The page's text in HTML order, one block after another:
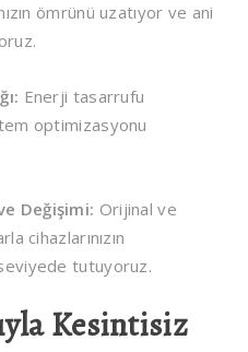
ömrünü uzatıyor ve ani
Enerji tasarrufu
optimizasyonu
Değişimi: Orijinal ve
cihazlarınızın
tutuyoruz.
Kesintisiz